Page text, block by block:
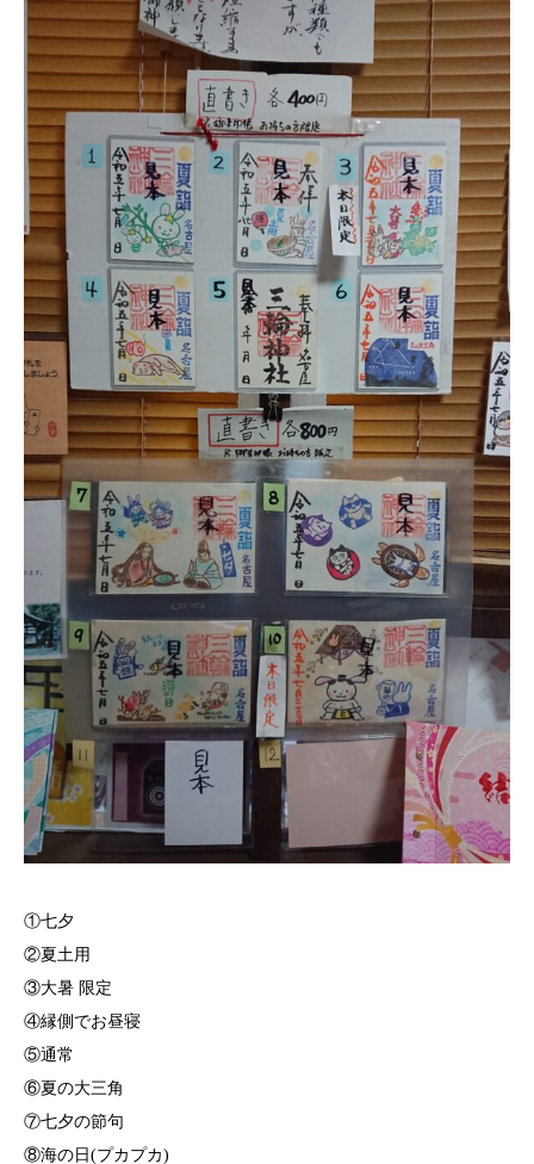
①七夕
②夏土用
③大暑 限定
④縁側でお昼寝
⑤通常
⑥夏の大三角
⑦七夕の節句
⑧海の日(プカプカ)